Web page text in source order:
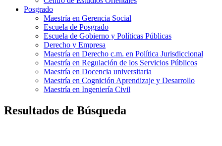
Posgrado
Maestría en Gerencia Social
Escuela de Posgrado
Escuela de Gobierno y Políticas Públicas
Derecho y Empresa
Maestría en Derecho c.m. en Política Jurisdiccional
Maestría en Regulación de los Servicios Públicos
Maestría en Docencia universitaria
Maestría en Cognición Aprendizaje y Desarrollo
Maestría en Ingeniería Civil
Resultados de Búsqueda